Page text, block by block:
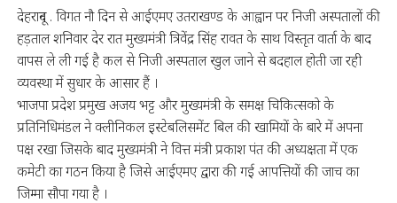
देहरादून . विगत नौ दिन से आईएमए उतराखण्ड के आह्वान पर निजी अस्पतालों की
हड़ताल शनिवार देर रात मुख्यमंत्री त्रिवेंद्र सिंह रावत के साथ विस्तृत वार्ता के बाद
वापस ले ली गई है कल से निजी अस्पताल खुल जाने से बदहाल होती जा रही
व्यवस्था में सुधार के आसार हैं ।
भाजपा प्रदेश प्रमुख अजय भट्ट और मुख्यमंत्री के समक्ष चिकित्सको के
प्रतिनिधिमंडल ने क्लीनिकल इस्टेबलिसमेंट बिल की खामियों के बारे में अपना
पक्ष रखा जिसके बाद मुख्यमंत्री ने वित्त मंत्री प्रकाश पंत की अध्यक्षता में एक
कमेटी का गठन किया है जिसे आईएमए द्वारा की गई आपत्तियों की जाच का
जिम्मा सौपा गया है ।